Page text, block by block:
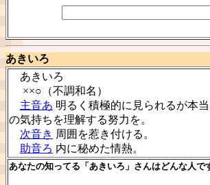
あきいろ
あきいろ
××○（不調和名）
主音あ 明るく積極的に見られるが本
の気持ちを理解する努力を。
次音き 周囲を惹き付ける。
助音ろ 内に秘めた情熱。
あなたの知ってる「あきいろ」さんはどんな人で